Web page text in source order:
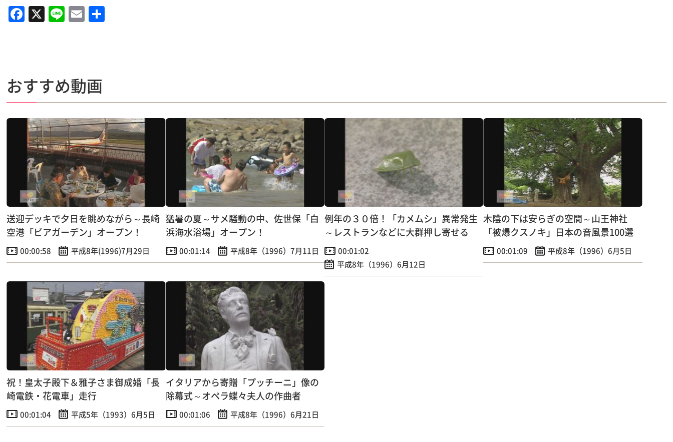
F
a
b
o
o
k
X Li
n
E
m
おすすめ動画
送迎デッキで夕日を眺めながら～長崎
空港「ビアガーデン」オープン！
00:00:58 平成8年(1996)7月29日
猛暑の夏～サメ騒動の中、佐世保「白
浜海水浴場」オープン！
00:01:14 平成8年（1996）7月11日
例年の３０倍！「カメムシ」異常発生
～レストランなどに大群押し寄せる
00:01:02
平成8年（1996）6月12日
木陰の下は安らぎの空間～山王神社
「被爆クスノキ」日本の音風景100選
00:01:09 平成8年（1996）6月5日
祝！皇太子殿下＆雅子さま御成婚「長
崎電鉄・花電車」走行
00:01:04 平成5年（1993）6月5日
イタリアから寄贈「プッチーニ」像の
除幕式～オペラ蝶々夫人の作曲者
00:01:06 平成8年（1996）6月21日